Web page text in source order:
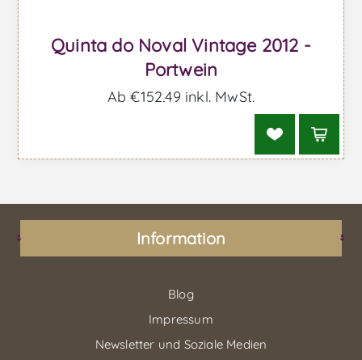
Quinta do Noval Vintage 2012 -
Portwein
Ab €152,49 inkl. MwSt.
Information
Blog
Impressum
Newsletter und Soziale Medien